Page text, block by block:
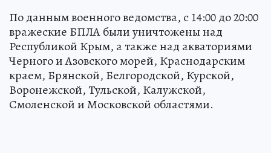
По данным военного ведомства, с 14:00 до 20:00
вражеские БПЛА были уничтожены над
Республикой Крым, а также над акваториями
Черного и Азовского морей, Краснодарским
краем, Брянской, Белгородской, Курской,
Воронежской, Тульской, Калужской,
Смоленской и Московской областями.